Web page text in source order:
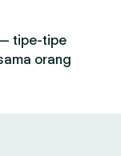
— tipe-tipe
orang